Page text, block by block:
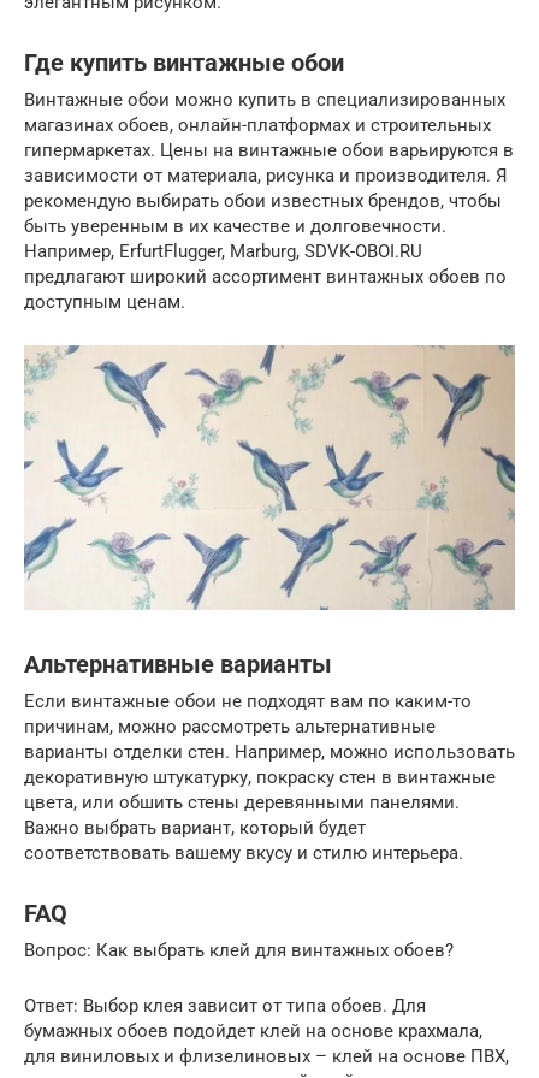
Где купить винтажные обои
Винтажные обои можно купить в специализированных
магазинах обоев, онлайн-платформах и строительных
гипермаркетах. Цены на винтажные обои варьируются в
зависимости от материала, рисунка и производителя. Я
рекомендую выбирать обои известных брендов, чтобы
быть уверенным в их качестве и долговечности.
Например, ErfurtFlugger, Marburg, SDVK-OBOI.RU
предлагают широкий ассортимент винтажных обоев по
доступным ценам.
Альтернативные варианты
Если винтажные обои не подходят вам по каким-то
причинам, можно рассмотреть альтернативные
варианты отделки стен. Например, можно использовать
декоративную штукатурку, покраску стен в винтажные
цвета, или обшить стены деревянными панелями.
Важно выбрать вариант, который будет
соответствовать вашему вкусу и стилю интерьера.
FAQ
Вопрос: Как выбрать клей для винтажных обоев?
Ответ: Выбор клея зависит от типа обоев. Для
бумажных обоев подойдет клей на основе крахмала,
для виниловых и флизелиновых – клей на основе ПВХ,